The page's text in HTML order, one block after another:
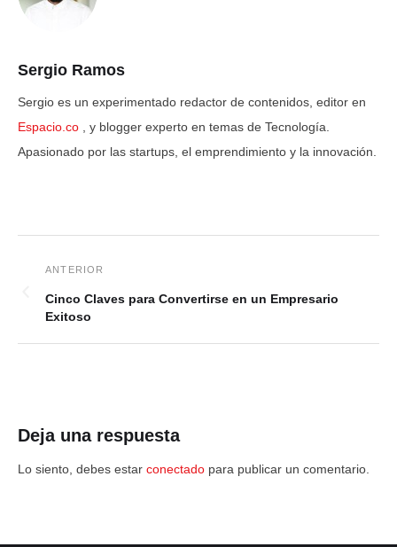
Sergio Ramos
Sergio es un experimentado redactor de contenidos, editor en
Espacio.co
, y blogger experto en temas de Tecnología.
Apasionado por las startups, el emprendimiento y la innovación.
Cinco Claves para Convertirse en un Empresario
Exitoso
Deja una respuesta
Lo siento, debes estar conectado para publicar un comentario.